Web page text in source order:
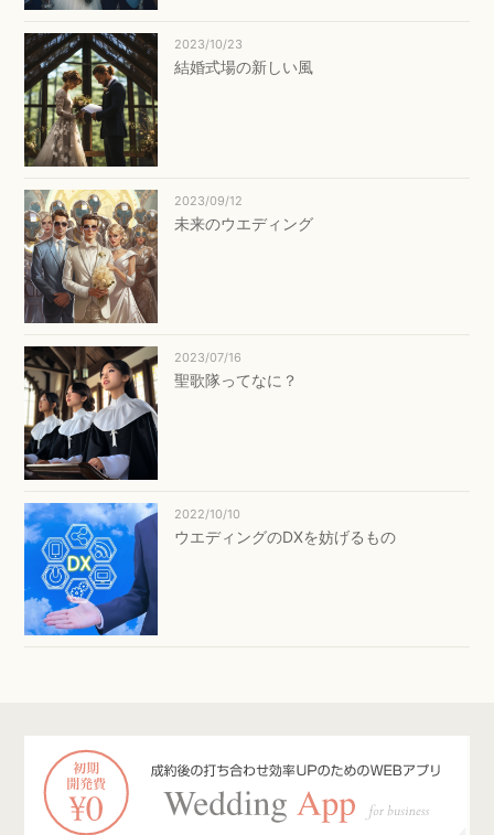
2023/10/23
結婚式場の新しい風
2023/09/12
未来のウエディング
2023/07/16
聖歌隊ってなに？
2022/10/10
ウエディングのDXを妨げるもの